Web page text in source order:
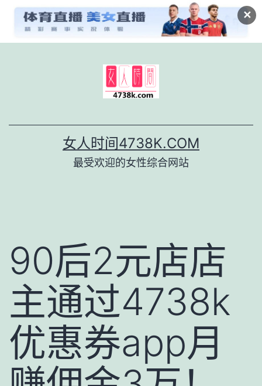
✕
女人时间4738K.COM
最受欢迎的女性综合网站
90后2元店店
主通过4738k
优惠券app月